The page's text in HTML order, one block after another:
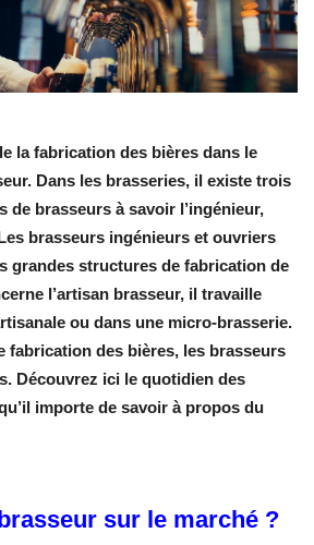
la fabrication des bières dans le
Dans les brasseries, il existe trois
de brasseurs à savoir l’ingénieur,
brasseurs ingénieurs et ouvriers
grandes structures de fabrication de
l’artisan brasseur, il travaille
ou dans une micro-brasserie.
fabrication des bières, les brasseurs
Découvrez ici le quotidien des
importe de savoir à propos du
sur le marché ?